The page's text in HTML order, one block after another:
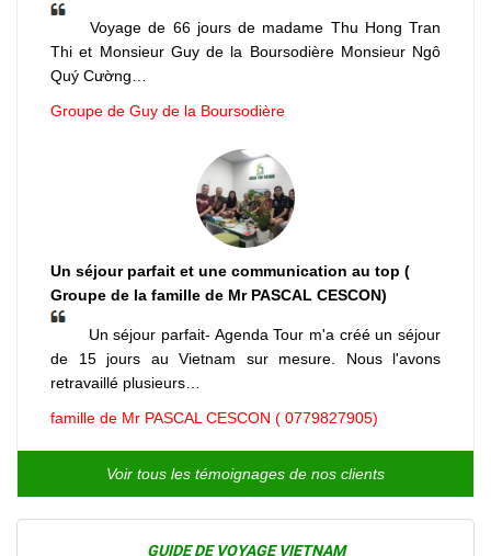
Voyage de 66 jours de madame Thu Hong Tran
Thi et Monsieur Guy de la Boursodière Monsieur Ngô
Quý Cường…
Groupe de Guy de la Boursodière
Un séjour parfait et une communication au top (
Groupe de la famille de Mr PASCAL CESCON)
Un séjour parfait- Agenda Tour m'a créé un séjour
de 15 jours au Vietnam sur mesure. Nous l'avons
retravaillé plusieurs…
famille de Mr PASCAL CESCON ( 0779827905)
Voir tous les témoignages de nos clients
GUIDE DE VOYAGE VIETNAM